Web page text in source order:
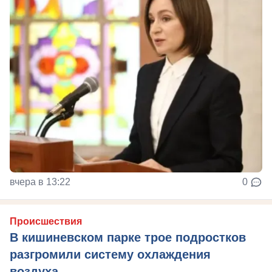
вчера в 13:22 0
Происшествия
В кишиневском парке трое подростков
разгромили систему охлаждения